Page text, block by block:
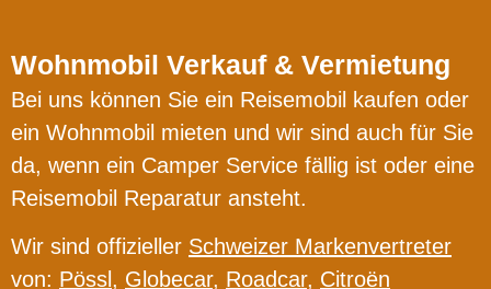
Wohnmobil Verkauf & Vermietung
Bei uns können Sie ein Reisemobil kaufen oder
ein Wohnmobil mieten und wir sind auch für Sie
da, wenn ein Camper Service fällig ist oder eine
Reisemobil Reparatur ansteht.
Wir sind offizieller Schweizer Markenvertreter
von: Pössl , Globecar, Roadcar, Citroën